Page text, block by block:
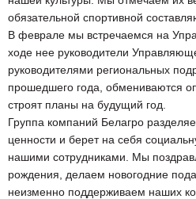
обязательной спортивной
В феврале мы встречаемся на
ходе нее руководители
руководителями региональных
прошедшего года, обмениваются
строят планы на будущий год.
Группа компаний Белагро
ценности и берет на себя
нашими сотрудниками. Мы
рождения, делаем новогодние
неизменно поддерживаем наших